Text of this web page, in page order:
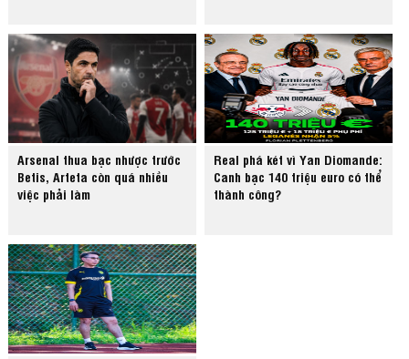
Arsenal thua bạc nhược trước
Betis, Arteta còn quá nhiều
việc phải làm
Real phá két vì Yan Diomande:
Canh bạc 140 triệu euro có thể
thành công?